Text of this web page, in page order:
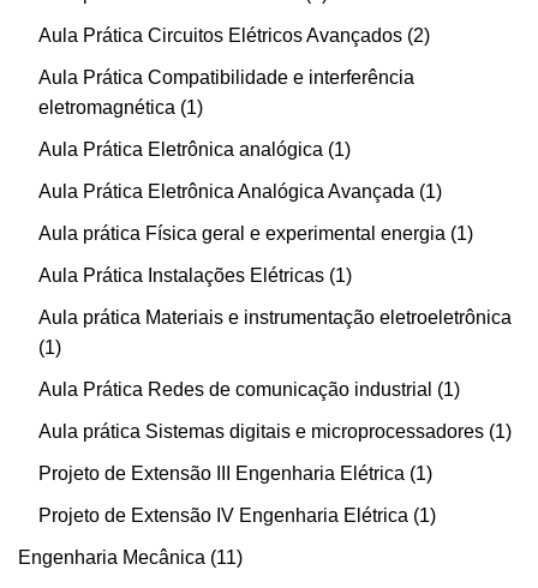
Aula Prática Circuitos Elétricos Avançados 2
Aula Prática Compatibilidade e interferência
eletromagnética
1
Aula Prática Eletrônica analógica 1
Aula Prática Eletrônica Analógica Avançada 1
Aula prática Física geral e experimental energia 1
Aula Prática Instalações Elétricas 1
Aula prática Materiais e instrumentação eletroeletrônica
1
Aula Prática Redes de comunicação industrial 1
Aula prática Sistemas digitais e microprocessadores 1
Projeto de Extensão III Engenharia Elétrica 1
Projeto de Extensão IV Engenharia Elétrica 1
Engenharia Mecânica 11